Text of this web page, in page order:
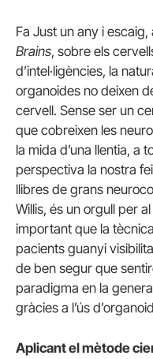
Fa Just un any i escaig,
Brains, sobre els
d’intel·ligències, la
organoides no deixen
cervell. Sense ser un
que cobreixen les
la mida d’una llentia, a
perspectiva la nostra
llibres de grans
Willis, és un orgull per
important que la
pacients guanyi
de ben segur que
paradigma en la
gràcies a l’ús
Aplicant el mètode